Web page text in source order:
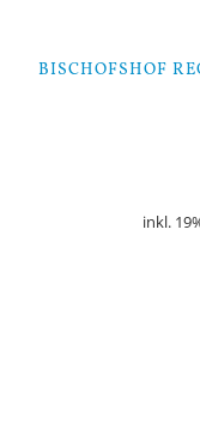
BISCHOFSHOF
inkl.